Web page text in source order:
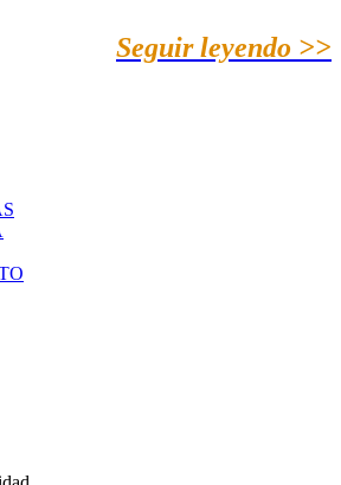
Seguir leyendo >>